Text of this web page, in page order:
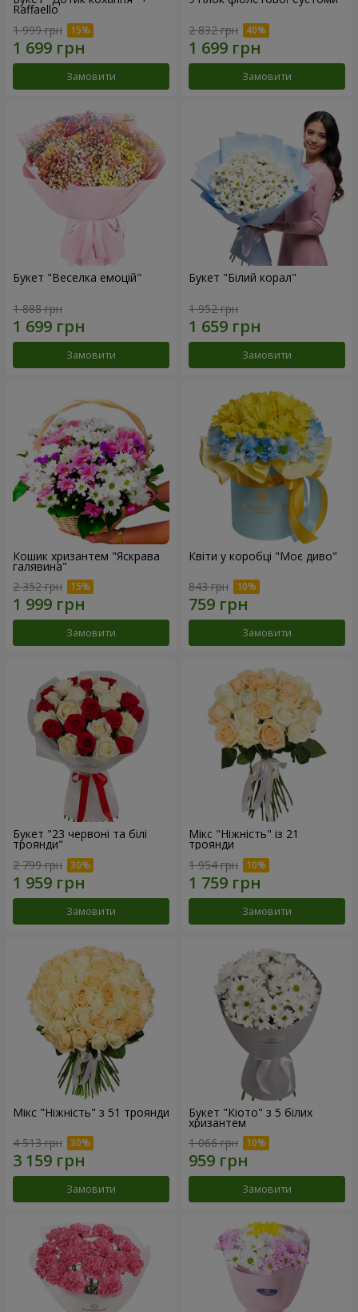
Raffaello
1 999 грн
Замовити
2 832 грн
Замовити
Букет "Веселка емоцій"
1 888 грн
Замовити
Букет "Білий корал"
1 952 грн
Замовити
Кошик хризантем "Яскрава
галявина"
2 352 грн
Замовити
Квіти у коробці "Моє диво"
843 грн
Замовити
Букет "23 червоні та білі
троянди"
2 799 грн
Замовити
Мікс "Ніжність" із 21
троянди
1 954 грн
Замовити
Мікс "Ніжність" з 51 троянди
4 513 грн
Замовити
Букет "Кіото" з 5 білих
хризантем
1 066 грн
Замовити